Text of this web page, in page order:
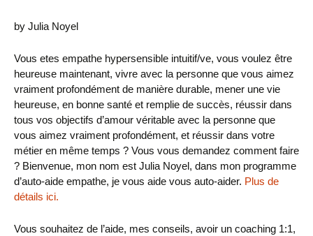
by Julia Noyel
Vous etes empathe hypersensible intuitif/ve, vous voulez être
heureuse maintenant, vivre avec la personne que vous aimez
vraiment profondément de manière durable, mener une vie
heureuse, en bonne santé et remplie de succès, réussir dans
tous vos objectifs d’amour véritable avec la personne que
vous aimez vraiment profondément, et réussir dans votre
métier en même temps ? Vous vous demandez comment faire
? Bienvenue, mon nom est Julia Noyel, dans mon programme
d’auto-aide empathe, je vous aide vous auto-aider. Plus de
détails ici.
Vous souhaitez de l’aide, mes conseils, avoir un coaching 1:1,